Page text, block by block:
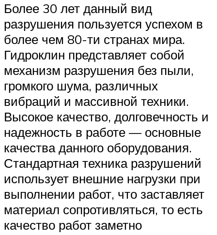
Более 30 лет данный вид
разрушения пользуется успехом в
более чем 80-ти странах мира.
Гидроклин представляет собой
механизм разрушения без пыли,
громкого шума, различных
вибраций и массивной техники.
Высокое качество, долговечность и
надежность в работе — основные
качества данного оборудования.
Стандартная техника разрушений
использует внешние нагрузки при
выполнении работ, что заставляет
материал сопротивляться, то есть
качество работ заметно